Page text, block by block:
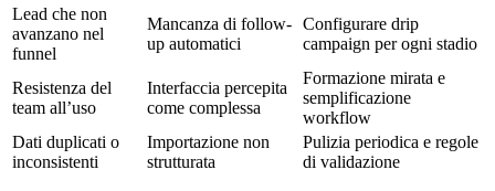
Lead che non
avanzano nel
funnel
Mancanza di follow-
up automatici
Configurare drip
campaign per ogni stadio
Resistenza del
team all’uso
Interfaccia percepita
come complessa
Formazione mirata e
semplificazione
workflow
Dati duplicati o
inconsistenti
Importazione non
strutturata
Pulizia periodica e regole
di validazione